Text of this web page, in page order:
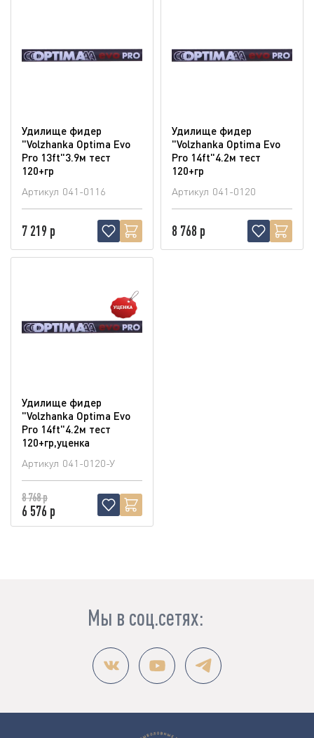
Удилище фидер
"Volzhanka Optima Evo
Pro 13ft"3.9м тест
120+гр
Артикул 041-0116
7 219 р
Удилище фидер
"Volzhanka Optima Evo
Pro 14ft"4.2м тест
120+гр
Артикул 041-0120
8 768 р
Удилище фидер
"Volzhanka Optima Evo
Pro 14ft"4.2м тест
120+гр,уценка
Артикул 041-0120-У
8 768 р
6 576 р
Мы в соц.сетях: